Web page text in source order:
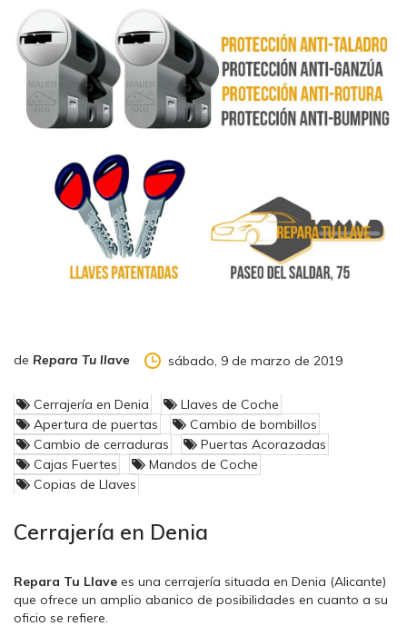
Losescudos protectores de bombillo(¡ya era hora que se
empezara a dar importancia a este componente de la
puerta!) es una alternativa que hasta hace un par de años o
tres la gente no valoraba instalar en su puerta, y no vean la
importancia que tiene.
puertas acorazadas, por si cualquiera de estas opciones
se les queda cortas, lo mismo su puerta ya va pidiendo la
jubilación, a veces por la antigüedad o estado de su puerta,
no es viable la instalación de un cerrojo, protector o bombillo.
nosotros le asesoramos, usted decide.
de Repara Tu llave sábado, 9 de marzo de 2019
Cerrajería en Denia
Llaves de Coche
Apertura de puertas
Cambio de bombillos
Cambio de cerraduras
Puertas Acorazadas
Cajas Fuertes
Mandos de Coche
Copias de Llaves
Cerrajería en Denia
Repara Tu Llave es una cerrajería situada en Denia (Alicante)
que ofrece un amplio abanico de posibilidades en cuanto a su
oficio se refiere.